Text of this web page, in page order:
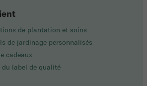
de plantation et soins
de jardinage personnalisés
cadeaux
du label de qualité